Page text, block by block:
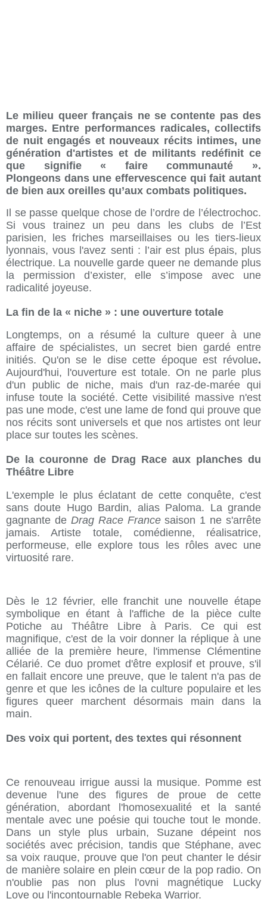
Le milieu queer français ne se contente pas des
marges. Entre performances radicales, collectifs
de nuit engagés et nouveaux récits intimes, une
génération d'artistes et de militants redéfinit ce
que signifie « faire communauté ».
Plongeons dans une effervescence qui fait autant
de bien aux oreilles qu’aux combats politiques.
Il se passe quelque chose de l’ordre de l’électrochoc.
Si vous trainez un peu dans les clubs de l’Est
parisien, les friches marseillaises ou les tiers-lieux
lyonnais, vous l'avez senti : l’air est plus épais, plus
électrique. La nouvelle garde queer ne demande plus
la permission d’exister, elle s’impose avec une
radicalité joyeuse.
La fin de la « niche » : une ouverture totale
Longtemps, on a résumé la culture queer à une
affaire de spécialistes, un secret bien gardé entre
initiés. Qu'on se le dise cette époque est révolue.
Aujourd'hui, l'ouverture est totale. On ne parle plus
d'un public de niche, mais d'un raz-de-marée qui
infuse toute la société. Cette visibilité massive n'est
pas une mode, c'est une lame de fond qui prouve que
nos récits sont universels et que nos artistes ont leur
place sur toutes les scènes.
De la couronne de Drag Race aux planches du
Théâtre Libre
L'exemple le plus éclatant de cette conquête, c'est
sans doute Hugo Bardin, alias Paloma. La grande
gagnante de Drag Race Francesaison 1 ne s'arrête
jamais. Artiste totale, comédienne, réalisatrice,
performeuse, elle explore tous les rôles avec une
virtuosité rare.
Dès le 12 février, elle franchit une nouvelle étape
symbolique en étant à l'affiche de la pièce culte
Potiche au Théâtre Libre à Paris. Ce qui est
magnifique, c'est de la voir donner la réplique à une
alliée de la première heure, l'immense Clémentine
Célarié. Ce duo promet d'être explosif et prouve, s'il
en fallait encore une preuve, que le talent n'a pas de
genre et que les icônes de la culture populaire et les
figures queer marchent désormais main dans la
main.
Des voix qui portent, des textes qui résonnent
Ce renouveau irrigue aussi la musique. Pomme est
devenue l'une des figures de proue de cette
génération, abordant l'homosexualité et la santé
mentale avec une poésie qui touche tout le monde.
Dans un style plus urbain, Suzane dépeint nos
sociétés avec précision, tandis que Stéphane, avec
sa voix rauque, prouve que l'on peut chanter le désir
de manière solaire en plein cœur de la pop radio. On
n'oublie pas non plus l'ovni magnétique Lucky
Love ou l'incontournable Rebeka Warrior.